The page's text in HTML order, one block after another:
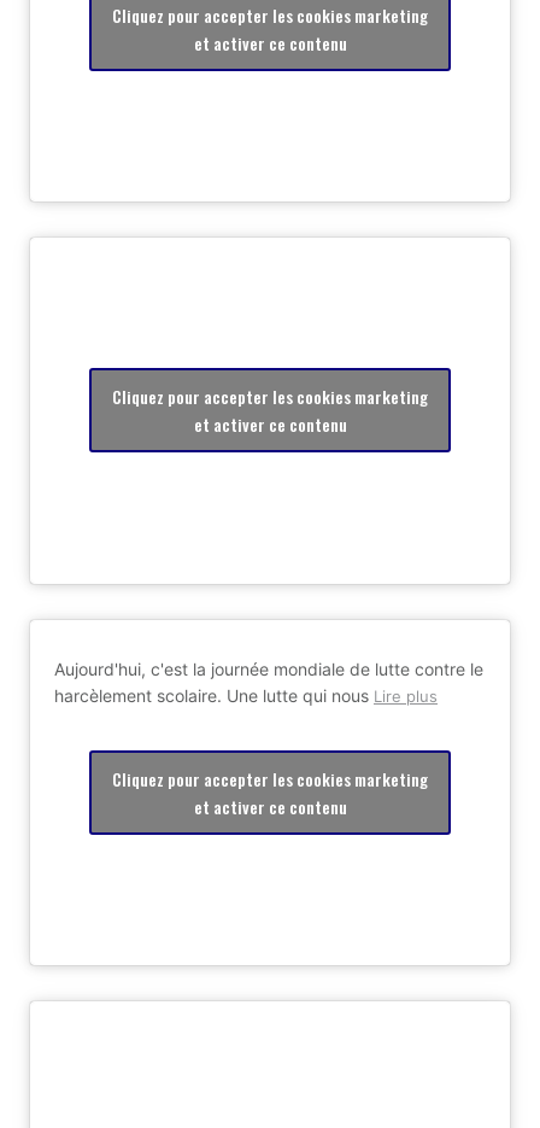
Cliquez pour accepter les cookies marketing
et activer ce contenu
Cliquez pour accepter les cookies marketing
et activer ce contenu
Aujourd'hui, c'est la journée mondiale de lutte contre le
harcèlement scolaire. Une lutte qui nous Lire plus
Cliquez pour accepter les cookies marketing
et activer ce contenu